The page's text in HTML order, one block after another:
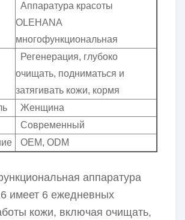
Аппаратура красоты
OLEHANA
многофункциональная
Регенерация, глубоко
очищать, подниматься и
затягивать кожи, кормя
Женщина
Современный
OEM, ODM
аппаратура
имеет 6 ежедневных
кожи, включая очищать,